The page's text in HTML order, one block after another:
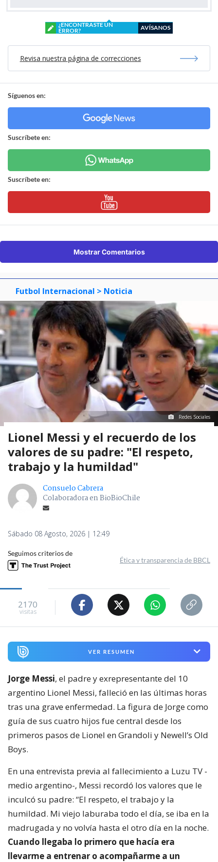
¿ENCONTRASTE UN
ERROR?
AVÍSANOS
Revisa nuestra página de correcciones
Síguenos en:
Suscríbete en:
Suscríbete en:
Mostrar Comentarios
Futbol Internacional > Noticia
Redes Sociales
Lionel Messi y el recuerdo de los
valores de su padre: "El respeto,
trabajo y la humildad"
Consuelo Cabrera
Colaboradora en BioBioChile
Sábado 08 Agosto, 2026 | 12:49
Seguimos criterios de
Ética y transparencia de BBCL
2170
visitas
VER RESUMEN
Jorge Messi, el padre y exrepresentante del 10
argentino Lionel Messi, falleció en las últimas horas
tras una grave enfermedad. La figura de Jorge como
guía de sus cuatro hijos fue central desde los
primeros pasos de Lionel en Grandoli y Newell’s Old
Boys.
En una entrevista previa al fallecimiento a Luzu TV -
medio argentino-, Messi recordó los valores que le
inculcó su padre: “El respeto, el trabajo y la
humildad. Mi viejo laburaba todo el día, se iba en la
madrugada y no volvía hasta el otro día en la noche.
Cuando llegaba lo primero que hacía era
llevarme a entrenar o acompañarme a un